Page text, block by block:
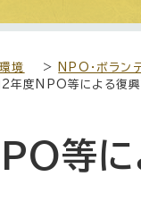
環境 > NPO・ボラン
年度NPO等による復興
等に